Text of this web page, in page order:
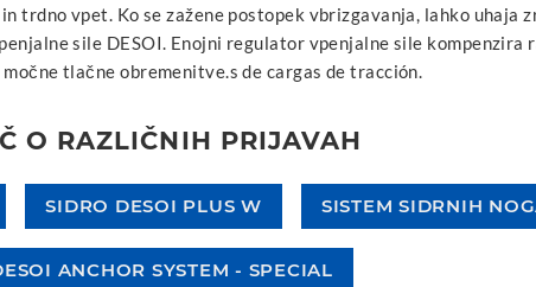
trdno vpet. Ko se zažene postopek vbrizgavanja, lahko uhaja
sile DESOI. Enojni regulator vpenjalne sile kompenzira
tlačne obremenitve.s de cargas de tracción.
O RAZLIČNIH PRIJAVAH
SIDRO DESOI PLUS W SISTEM SIDRNIH
ANCHOR SYSTEM - SPECIAL